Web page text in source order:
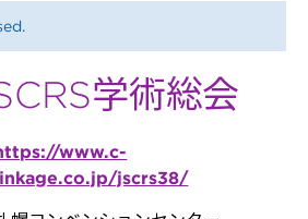
学術総会
www.c-
jscrs38/